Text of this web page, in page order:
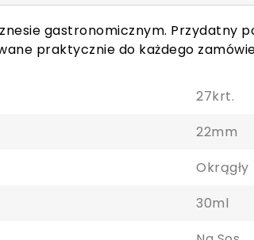
gastronomicznym. Przydatny
praktycznie do każdego
27krt.
22mm
Okrągły
30ml